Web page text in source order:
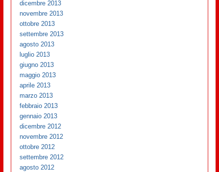
dicembre 2013
novembre 2013
ottobre 2013
settembre 2013
agosto 2013
luglio 2013
giugno 2013
maggio 2013
aprile 2013
marzo 2013
febbraio 2013
gennaio 2013
dicembre 2012
novembre 2012
ottobre 2012
settembre 2012
agosto 2012